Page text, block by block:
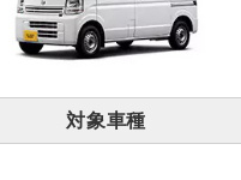
対象車種